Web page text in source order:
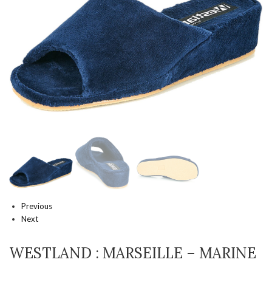
Previous
Next
WESTLAND : MARSEILLE – MARINE